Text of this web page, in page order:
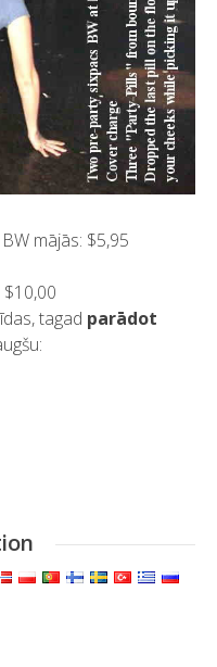
BW mājās: $5,95
tagad parādot